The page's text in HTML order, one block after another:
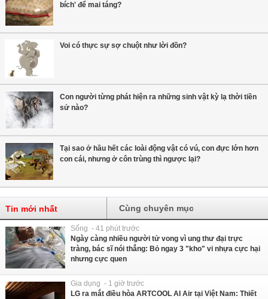
bích' để mai táng?
Voi có thực sự sợ chuột như lời đồn?
Con người từng phát hiện ra những sinh vật kỳ lạ thời tiền
sử nào?
Tại sao ở hầu hết các loài động vật có vú, con đực lớn hơn
con cái, nhưng ở côn trùng thì ngược lại?
Tin mới nhất Cùng chuyên mục
Sống - 41 phút trước
Ngày càng nhiều người tử vong vì ung thư đại trực
tràng, bác sĩ nói thẳng: Bỏ ngay 3 "kho" vi nhựa cực hại
nhưng cực quen
Gia dụng - 1 giờ trước
LG ra mắt điều hòa ARTCOOL AI Air tại Việt Nam: Thiết